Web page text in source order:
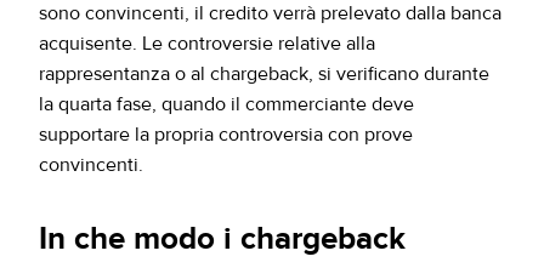
sono convincenti, il credito verrà prelevato dalla banca
acquisente. Le controversie relative alla
rappresentanza o al chargeback, si verificano durante
la quarta fase, quando il commerciante deve
supportare la propria controversia con prove
convincenti.
In che modo i chargeback